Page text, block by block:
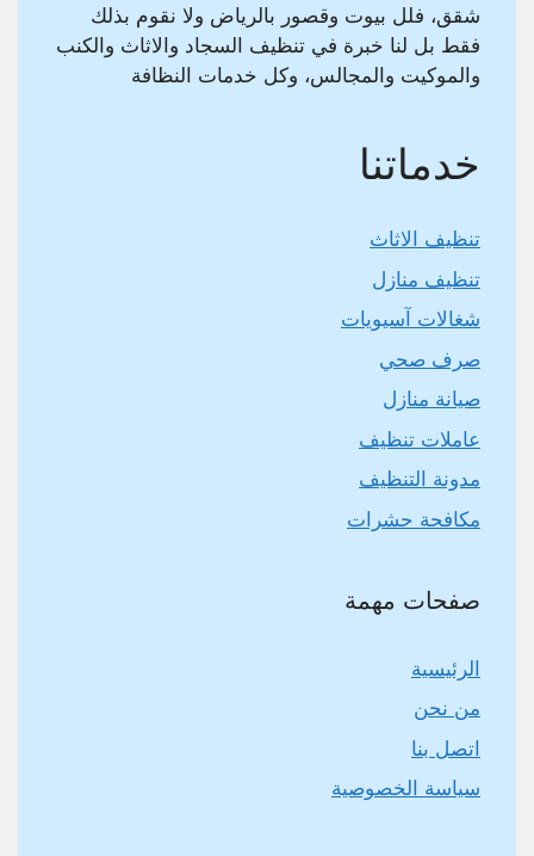
شقق، فلل بيوت وقصور بالرياض ولا نقوم بذلك
فقط بل لنا خبرة في تنظيف السجاد والاثاث والكنب
والموكيت والمجالس، وكل خدمات النظافة
خدماتنا
تنظيف الاثاث
تنظيف منازل
شغالات آسيويات
صرف صحي
صيانة منازل
عاملات تنظيف
مدونة التنظيف
مكافحة حشرات
صفحات مهمة
الرئيسية
من نحن
اتصل بنا
سياسة الخصوصية